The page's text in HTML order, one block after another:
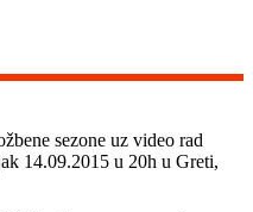
sezone uz video rad
14.09.2015 u 20h u Greti,